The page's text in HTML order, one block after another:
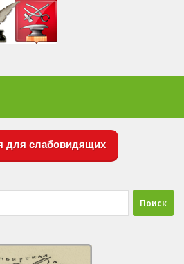
для слабовидящих